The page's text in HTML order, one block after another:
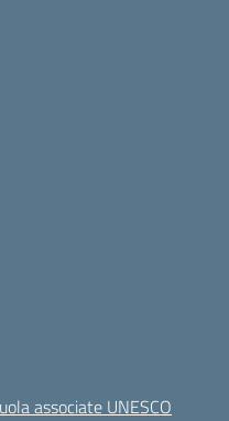
associate UNESCO